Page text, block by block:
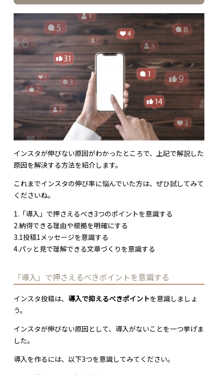
インスタが伸びない原因がわかったところで、上記で解説した
原因を解決する方法を紹介します。
これまでインスタの伸び率に悩んでいた方は、ぜひ試してみて
くださいね。
1.「導入」で押さえるべき3つのポイントを意識する
2.納得できる理由や根拠を明確にする
3.1投稿1メッセージを意識する
4.パッと見で理解できる文章づくりを意識する
「導入」で押さえるべきポイントを意識する
インスタ投稿は、 導入で抑えるべきポイントを意識しましょ
う。
インスタが伸びない原因として、導入がないことを一つ挙げま
した。
導入を作るには、以下3つを意識してみてください。